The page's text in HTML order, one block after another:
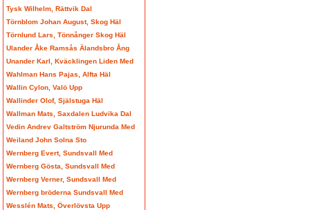
Tysk Wilhelm, Rättvik Dal
Törnblom Johan August, Skog Häl
Törnlund Lars, Tönnånger Skog Häl
Ulander Åke Ramsås Älandsbro Ång
Unander Karl, Kväcklingen Liden Med
Wahlman Hans Pajas, Alfta Häl
Wallin Cylon, Valö Upp
Wallinder Olof, Själstuga Häl
Wallman Mats, Saxdalen Ludvika Dal
Vedin Andrev Galtström Njurunda Med
Weiland John Solna Sto
Wernberg Evert, Sundsvall Med
Wernberg Gösta, Sundsvall Med
Wernberg Verner, Sundsvall Med
Wernberg bröderna Sundsvall Med
Wesslén Mats, Överlövsta Upp